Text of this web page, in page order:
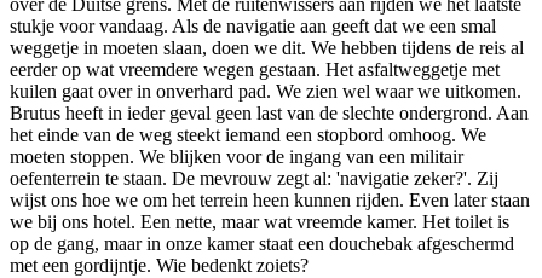
over de Duitse grens. Met de ruitenwissers aan rijden we het laatste
stukje voor vandaag. Als de navigatie aan geeft dat we een smal
weggetje in moeten slaan, doen we dit. We hebben tijdens de reis al
eerder op wat vreemdere wegen gestaan. Het asfaltweggetje met
kuilen gaat over in onverhard pad. We zien wel waar we uitkomen.
Brutus heeft in ieder geval geen last van de slechte ondergrond. Aan
het einde van de weg steekt iemand een stopbord omhoog. We
moeten stoppen. We blijken voor de ingang van een militair
oefenterrein te staan. De mevrouw zegt al: 'navigatie zeker?'. Zij
wijst ons hoe we om het terrein heen kunnen rijden. Even later staan
we bij ons hotel. Een nette, maar wat vreemde kamer. Het toilet is
op de gang, maar in onze kamer staat een douchebak afgeschermd
met een gordijntje. Wie bedenkt zoiets?